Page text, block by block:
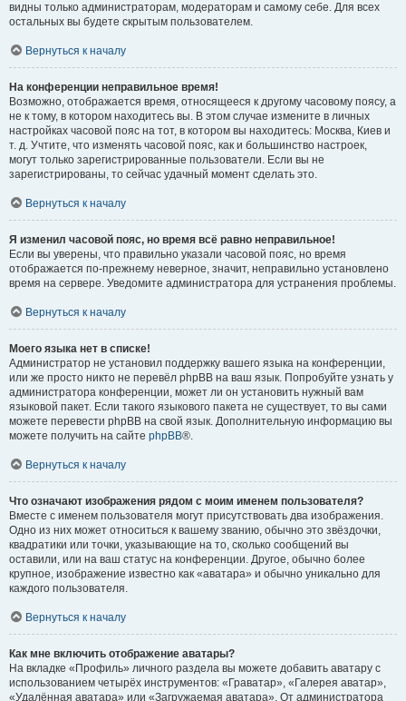
видны только администраторам, модераторам и самому себе. Для всех
остальных вы будете скрытым пользователем.
Вернуться к началу
На конференции неправильное время!
Возможно, отображается время, относящееся к другому часовому поясу, а
не к тому, в котором находитесь вы. В этом случае измените в личных
настройках часовой пояс на тот, в котором вы находитесь: Москва, Киев и
т. д. Учтите, что изменять часовой пояс, как и большинство настроек,
могут только зарегистрированные пользователи. Если вы не
зарегистрированы, то сейчас удачный момент сделать это.
Вернуться к началу
Я изменил часовой пояс, но время всё равно неправильное!
Если вы уверены, что правильно указали часовой пояс, но время
отображается по-прежнему неверное, значит, неправильно установлено
время на сервере. Уведомите администратора для устранения проблемы.
Вернуться к началу
Моего языка нет в списке!
Администратор не установил поддержку вашего языка на конференции,
или же просто никто не перевёл phpBB на ваш язык. Попробуйте узнать у
администратора конференции, может ли он установить нужный вам
языковой пакет. Если такого языкового пакета не существует, то вы сами
можете перевести phpBB на свой язык. Дополнительную информацию вы
можете получить на сайте phpBB®.
Вернуться к началу
Что означают изображения рядом с моим именем пользователя?
Вместе с именем пользователя могут присутствовать два изображения.
Одно из них может относиться к вашему званию, обычно это звёздочки,
квадратики или точки, указывающие на то, сколько сообщений вы
оставили, или на ваш статус на конференции. Другое, обычно более
крупное, изображение известно как «аватара» и обычно уникально для
каждого пользователя.
Вернуться к началу
Как мне включить отображение аватары?
На вкладке «Профиль» личного раздела вы можете добавить аватару с
использованием четырёх инструментов: «Граватар», «Галерея аватар»,
«Удалённая аватара» или «Загружаемая аватара». От администратора